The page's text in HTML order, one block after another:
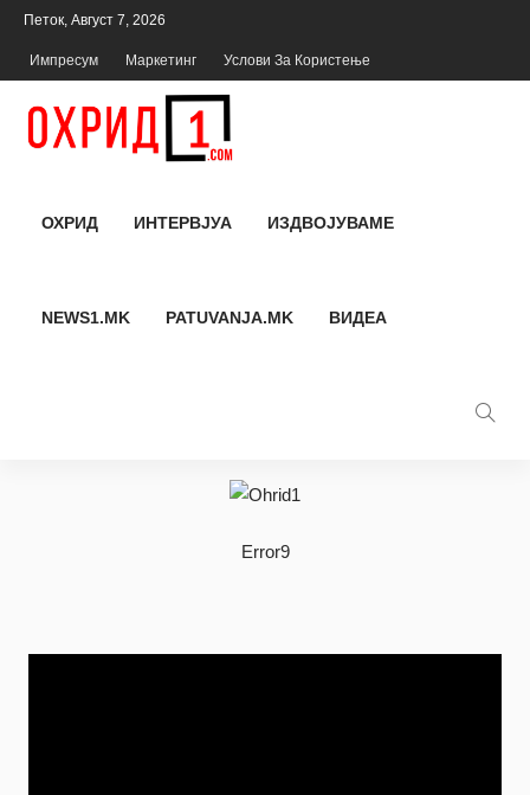
Петок, Август 7, 2026
Импресум Маркетинг Услови За Користење
ОХРИД ИНТЕРВЈУА ИЗДВОЈУВАМЕ
NEWS1.MK PATUVANJA.MK ВИДЕА
Error9